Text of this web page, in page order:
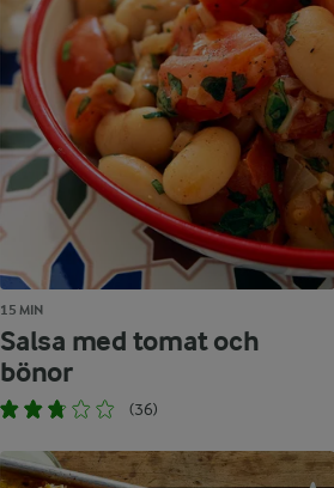
15 MIN
Salsa med tomat och
bönor
(36)